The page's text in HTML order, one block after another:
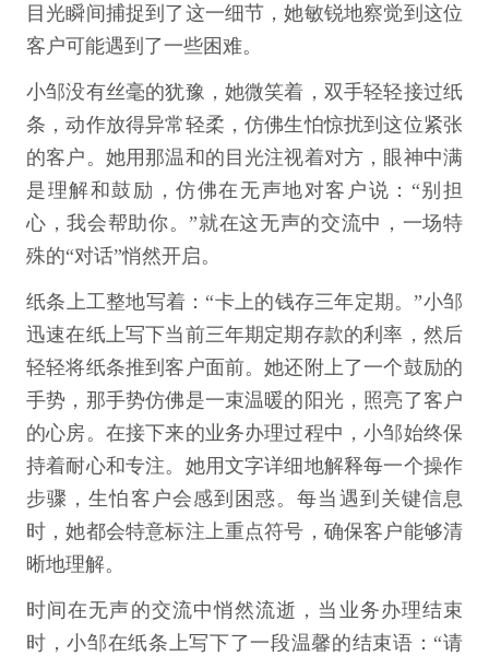
目光瞬间捕捉到了这一细节，她敏锐地察觉到这位
客户可能遇到了一些困难。
小邹没有丝毫的犹豫，她微笑着，双手轻轻接过纸
条，动作放得异常轻柔，仿佛生怕惊扰到这位紧张
的客户。她用那温和的目光注视着对方，眼神中满
是理解和鼓励，仿佛在无声地对客户说：“别担
心，我会帮助你。”就在这无声的交流中，一场特
殊的“对话”悄然开启。
纸条上工整地写着：“卡上的钱存三年定期。”小邹
迅速在纸上写下当前三年期定期存款的利率，然后
轻轻将纸条推到客户面前。她还附上了一个鼓励的
手势，那手势仿佛是一束温暖的阳光，照亮了客户
的心房。在接下来的业务办理过程中，小邹始终保
持着耐心和专注。她用文字详细地解释每一个操作
步骤，生怕客户会感到困惑。每当遇到关键信息
时，她都会特意标注上重点符号，确保客户能够清
晰地理解。
时间在无声的交流中悄然流逝，当业务办理结束
时，小邹在纸条上写下了一段温馨的结束语：“请